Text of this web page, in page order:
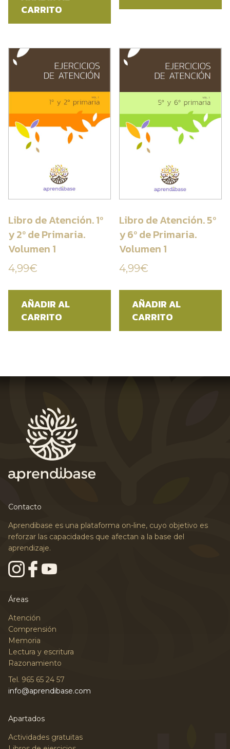
CARRITO
Libro de Atención. 1º
y 2º de Primaria.
Volumen 1
4,99€
AÑADIR AL
CARRITO
Libro de Atención. 5º
y 6º de Primaria.
Volumen 1
4,99€
AÑADIR AL
CARRITO
Contacto
Aprendibase es una plataforma on-line, cuyo objetivo es
reforzar las capacidades que afectan a la base del
aprendizaje.
Áreas
Atención
Comprensión
Memoria
Lectura y escritura
Razonamiento
Tel. 965 65 24 57
info@aprendibase.com
Apartados
Actividades gratuitas